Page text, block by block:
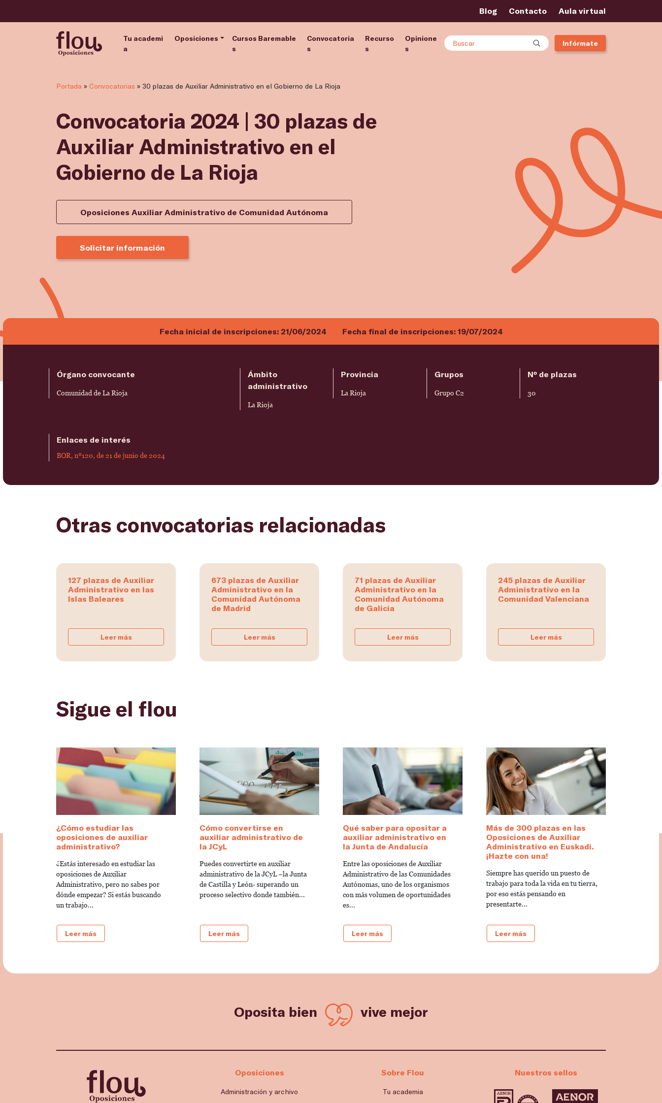
Blog Contacto Aula virtual
Tu academi
a
Oposiciones
Cursos Baremable
s
Convocatoria
s
Recurso
s
Opinione
s
Buscar Infórmate
Portada » Convocatorias » 30 plazas de Auxiliar Administrativo en el Gobierno de La Rioja
Convocatoria 2024 | 30 plazas de
Auxiliar Administrativo en el
Gobierno de La Rioja
Oposiciones Auxiliar Administrativo de Comunidad Autónoma
Solicitar información
Fecha inicial de inscripciones: 21/06/2024 Fecha final de inscripciones: 19/07/2024
Órgano convocante
Comunidad de La Rioja
Ámbito
administrativo
La Rioja
Provincia
La Rioja
Grupos
Grupo C2
Nº de plazas
30
Enlaces de interés
BOR, nº120, de 21 de junio de 2024
Otras convocatorias relacionadas
127 plazas de Auxiliar
Administrativo en las
Islas Baleares
Leer más
673 plazas de Auxiliar
Administrativo en la
Comunidad Autónoma
de Madrid
Leer más
71 plazas de Auxiliar
Administrativo en la
Comunidad Autónoma
de Galicia
Leer más
245 plazas de Auxiliar
Administrativo en la
Comunidad Valenciana
Leer más
Sigue el flou
¿Cómo estudiar las
oposiciones de auxiliar
administrativo?
¿Estás interesado en estudiar las
oposiciones de Auxiliar
Administrativo, pero no sabes por
dónde empezar? Si estás buscando
un trabajo...
Leer más
Cómo convertirse en
auxiliar administrativo de
la JCyL
Puedes convertirte en auxiliar
administrativo de la JCyL –la Junta
de Castilla y León- superando un
proceso selectivo donde también...
Leer más
Qué saber para opositar a
auxiliar administrativo en
la Junta de Andalucía
Entre las oposiciones de Auxiliar
Administrativo de las Comunidades
Autónomas, uno de los organismos
con más volumen de oportunidades
es...
Leer más
Más de 300 plazas en las
Oposiciones de Auxiliar
Administrativo en Euskadi.
¡Hazte con una!
Siempre has querido un puesto de
trabajo para toda la vida en tu tierra,
por eso estás pensando en
presentarte...
Leer más
Oposita bien vive mejor
Oposiciones
Administración y archivo
Sobre Flou
Tu academia
Nuestros sellos